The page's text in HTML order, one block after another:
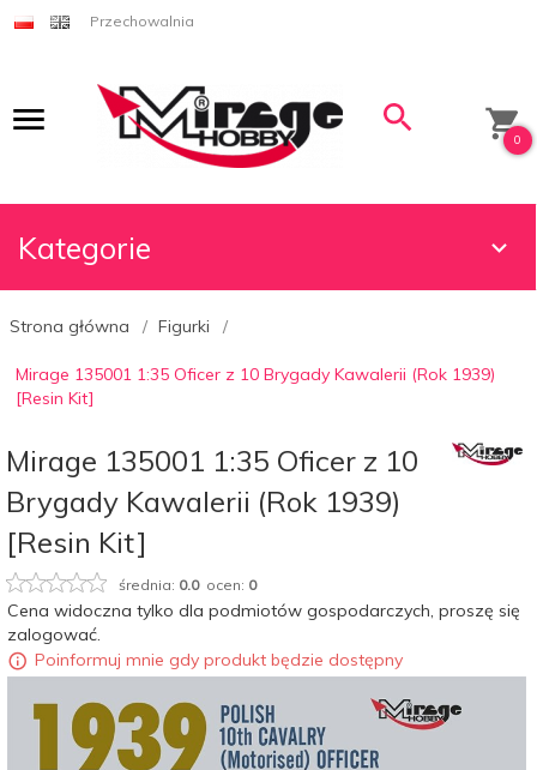
Przechowalnia
0
Kategorie
Strona główna Figurki
Mirage 135001 1:35 Oficer z 10 Brygady Kawalerii (Rok 1939)
[Resin Kit]
Mirage 135001 1:35 Oficer z 10
Brygady Kawalerii (Rok 1939)
[Resin Kit]
średnia: 0.0ocen: 0
Cena widoczna tylko dla podmiotów gospodarczych, proszę się
zalogować.
Poinformuj mnie gdy produkt będzie dostępny